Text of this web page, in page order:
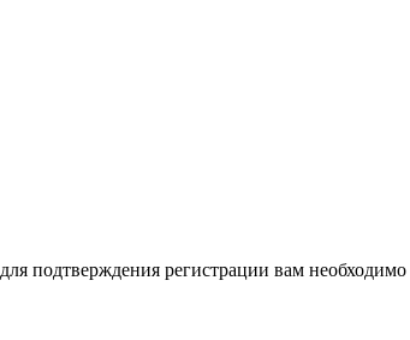
подтверждения регистрации вам